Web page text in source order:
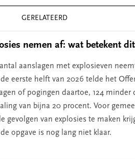
GERELATEERD
nemen af: wat betekent
aanslagen met explosieven
eerste helft van 2026 telde het
of pogingen daartoe, 124
van bijna 20 procent. Voor
gevolgen van explosies te maken
opgave is nog lang niet klaar.
‘Met
kun